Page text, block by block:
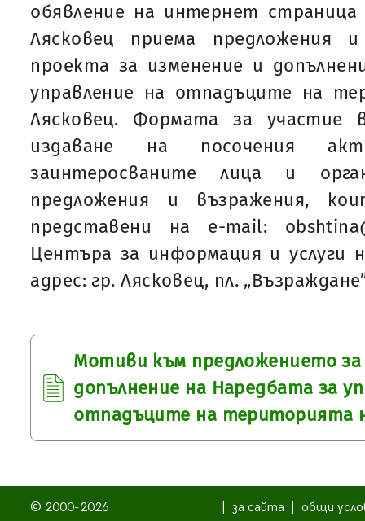
обявление на интернет
Лясковец приема предложения
проекта за изменение и
управление на отпадъците на
Лясковец. Формата за участие
издаване на посочения
заинтеросваните лица и
предложения и възражения,
представени на e-mail:
Центъра за информация и услуги
адрес: гр. Лясковец, пл.
Мотиви към предложението за
допълнение на Наредбата за
отпадъците на територията
© 2000-2026
за сайта
общи